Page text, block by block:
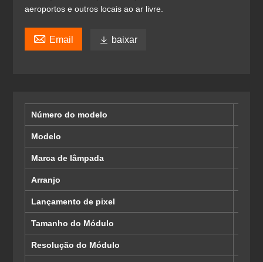
aeroportos e outros locais ao ar livre.
 Email  baixar
Número do modelo
Modelo
Marca de lâmpada
Arranjo
Lançamento de pixel
Tamanho do Módulo
Resolução do Módulo